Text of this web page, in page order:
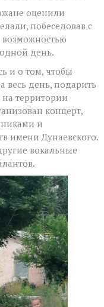
оценили
побеседовав с
день.
и о том, чтобы
весь день, подарить
территории
концерт,
и
имени Дунаевского.
вокальные